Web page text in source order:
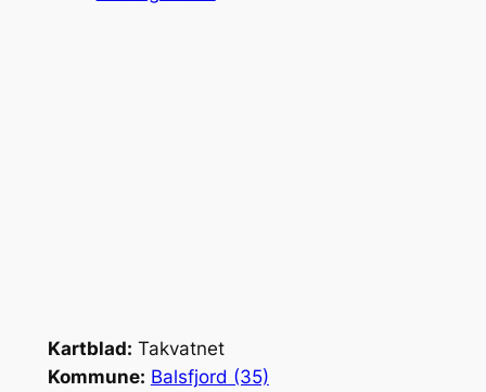
Kartblad: Takvatnet
Kommune: Balsfjord (35)